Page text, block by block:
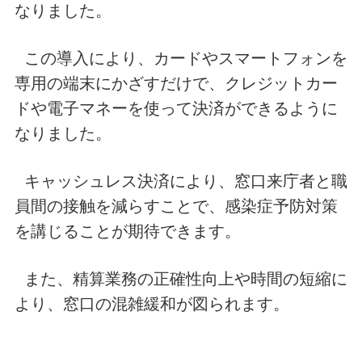
なりました。
この導入により、カードやスマートフォンを
専用の端末にかざすだけで、クレジットカー
ドや電子マネーを使って決済ができるように
なりました。
キャッシュレス決済により、窓口来庁者と職
員間の接触を減らすことで、感染症予防対策
を講じることが期待できます。
また、精算業務の正確性向上や時間の短縮に
より、窓口の混雑緩和が図られます。